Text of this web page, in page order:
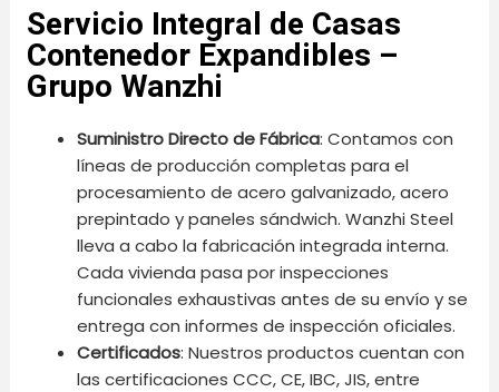
Servicio Integral de Casas
Contenedor Expandibles –
Grupo Wanzhi
Suministro Directo de Fábrica: Contamos con
líneas de producción completas para el
procesamiento de acero galvanizado, acero
prepintado y paneles sándwich. Wanzhi Steel
lleva a cabo la fabricación integrada interna.
Cada vivienda pasa por inspecciones
funcionales exhaustivas antes de su envío y se
entrega con informes de inspección oficiales.
Certificados: Nuestros productos cuentan con
las certificaciones CCC, CE, IBC, JIS, entre